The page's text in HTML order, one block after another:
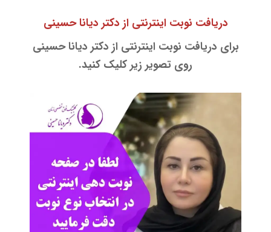
دریافت نوبت اینترنتی از دکتر دیانا حسینی
برای دریافت نوبت اینترنتی از دکتر دیانا حسینی
روی تصویر زیر کلیک کنید.